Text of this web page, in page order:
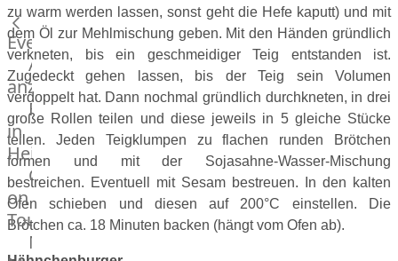
Küchenhelfer
Grillgeräte
Beefer®
Gasgrills
Big
Green
Egg
Grill
Nesmuk
Berkel
Dry
Aging
Events
Alle
anzeigen
Fleischkompetenz
in
Heinsberg
OTTO
on
Tour
Männer
zu warm werden lassen, sonst geht die Hefe kaputt) und mit
dem Öl zur Mehlmischung geben. Mit den Händen gründlich
verkneten, bis ein geschmeidiger Teig entstanden ist.
Zugedeckt gehen lassen, bis der Teig sein Volumen
verdoppelt hat. Dann nochmal gründlich durchkneten, in drei
große Rollen teilen und diese jeweils in 5 gleiche Stücke
teilen. Jeden Teigklumpen zu flachen runden Brötchen
formen und mit der Sojasahne-Wasser-Mischung
bestreichen. Eventuell mit Sesam bestreuen. In den kalten
Ofen schieben und diesen auf 200°C einstellen. Die
Brötchen ca. 18 Minuten backen (hängt vom Ofen ab).